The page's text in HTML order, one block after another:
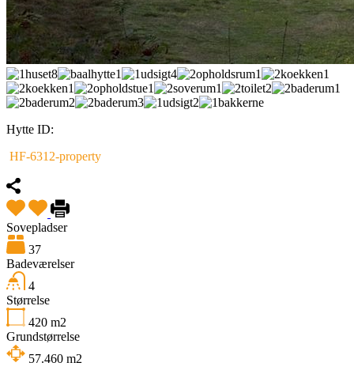
Hytte ID:
HF-6312-property
Sovepladser
37
Badeværelser
4
Størrelse
420 m2
Grundstørrelse
57.460 m2